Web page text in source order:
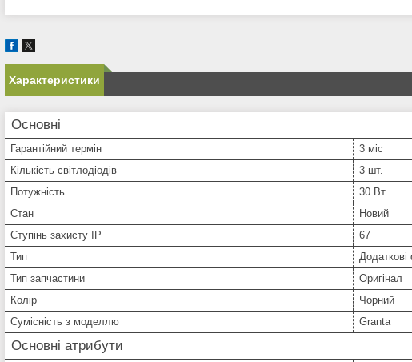
Характеристики
Основні
Гарантійний термін
3 міс
Кількість світлодіодів
3 шт.
Потужність
30 Вт
Стан
Новий
Ступінь захисту IP
67
Тип
Тип запчастини
Оригінал
Колір
Чорний
Сумісність з моделлю
Granta
Основні атрибути